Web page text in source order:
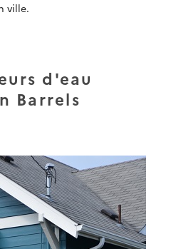
ville.
d'eau
Barrels